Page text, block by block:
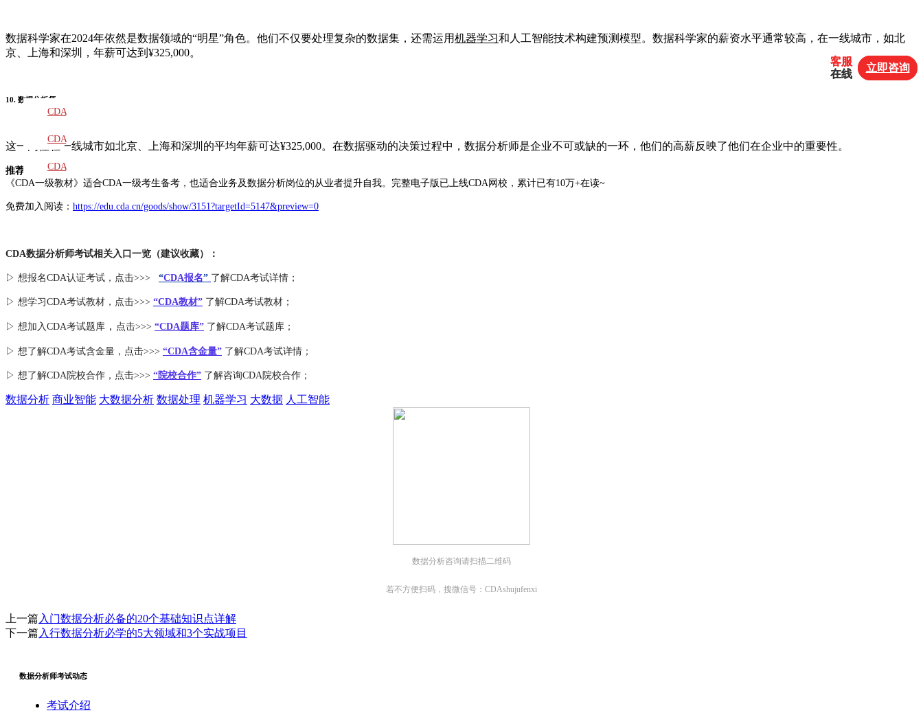
数据科学家在2024年依然是数据领域的“明星”角色。他们不仅要处理复杂的数据集，还需运用机器学习和人工智能技术构建预测模型。数据科学家的薪资水平通常较高，在一线城市，如北
京、上海和深圳，年薪可达到¥325,000。
10. 数据分析师
这一岗位在一线城市如北京、上海和深圳的平均年薪可达¥325,000。在数据驱动的决策过程中，数据分析师是企业不可或缺的一环，他们的高薪反映了他们在企业中的重要性。
推荐学习书籍
《CDA一级教材》适合CDA一级考生备考，也适合业务及数据分析岗位的从业者提升自我。完整电子版已上线CDA网校，累计已有10万+在读~
免费加入阅读： https://edu.cda.cn/goods/show/3151?targetId=5147&preview=0
CDA数据分析师考试相关入口一览（建议收藏）：
▷ 想报名CDA认证考试，点击>>> “CDA报名” 了解CDA考试详情；
▷ 想学习CDA考试教材，点击>>> “CDA教材” 了解CDA考试教材；
▷ 想加入CDA考试题库 ， 点击>>> “CDA题库” 了解CDA考试题库；
▷ 想了解CDA考试含金量 ，点击>>> “CDA含金量” 了解CDA考试详情；
▷ 想了解CDA院校合作 ，点击>>> “院校合作” 了解咨询CDA院校合作；
数据分析 商业智能 大数据分析 数据处理 机器学习 大数据 人工智能
数据分析咨询请扫描二维码
若不方便扫码，搜微信号：CDAshujufenxi
上一篇 入门数据分析必备的20个基础知识点详解
下一篇 入行数据分析必学的5大领域和3个实战项目
数据分析师考试动态
考试介绍
CDA
教材
CDA
题库
CDA
客服
在线
立即咨询
客服
在线
立即咨询